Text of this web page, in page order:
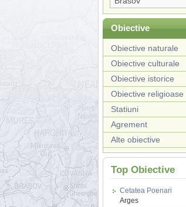
Obiective
Obiective naturale
Obiective culturale
Obiective istorice
Obiective religioase
Statiuni
Agrement
Alte obiective
Top Obiective
Cetatea Poenari
Arges